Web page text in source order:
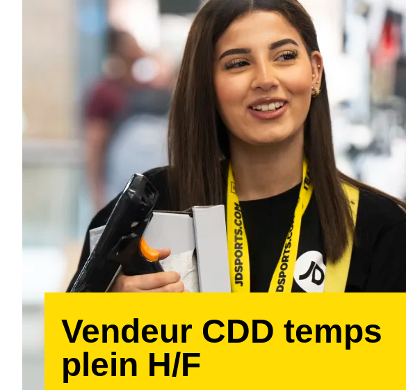
Vendeur CDD temps
plein H/F